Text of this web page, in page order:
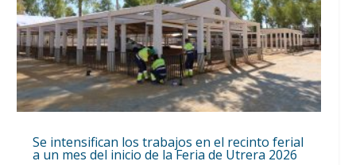
Se intensifican los trabajos en el recinto ferial
a un mes del inicio de la Feria de Utrera 2026